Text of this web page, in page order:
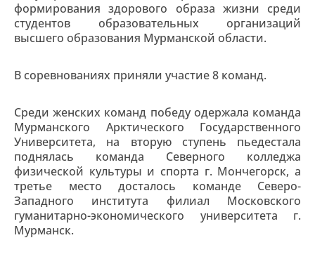
формирования здорового образа жизни среди
студентов образовательных организаций
высшего образования Мурманской области.
В соревнованиях приняли участие 8 команд.
Среди женских команд победу одержала команда
Мурманского Арктического Государственного
Университета, на вторую ступень пьедестала
поднялась команда Северного колледжа
физической культуры и спорта г. Мончегорск, а
третье место досталось команде Северо-
Западного института филиал Московского
гуманитарно-экономического университета г.
Мурманск.